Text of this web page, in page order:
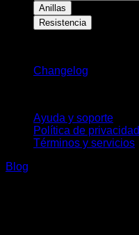
Anillas
Resistencia
Changelog
Ayuda y soporte
Política de privacidad
Términos y servicios
Blog